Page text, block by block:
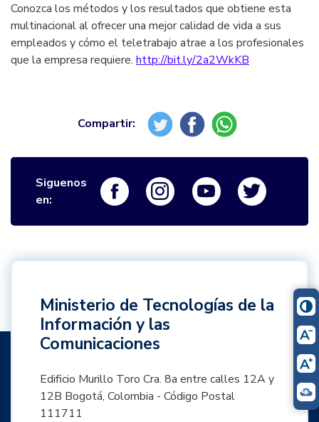
Conozca los métodos y los resultados que obtiene esta
multinacional al ofrecer una mejor calidad de vida a sus
empleados y cómo el teletrabajo atrae a los profesionales
que la empresa requiere. http://bit.ly/2a2WkKB
Siguenos
en:
Logo FacebookLogo InstagramLogo Youtube
Ministerio de Tecnologías de la
Información y las
Comunicaciones
Edificio Murillo Toro Cra. 8a entre calles 12A y
12B Bogotá, Colombia - Código Postal
111711